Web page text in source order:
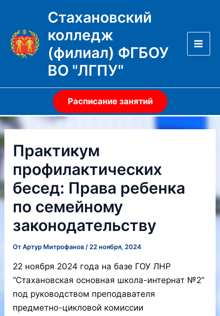
содержимому
Стахановский
колледж
(филиал) ФГБОУ
ВО "ЛГПУ"
Расписание занятий
Практикум
профилактических
бесед: Права ребенка
по семейному
законодательству
ОтАртур Митрофанов / 22 ноября, 2024
22 ноября 2024 года на базе ГОУ ЛНР
“Стахановская основная школа-интернат №2”
под руководством преподавателя
предметно-цикловой комиссии